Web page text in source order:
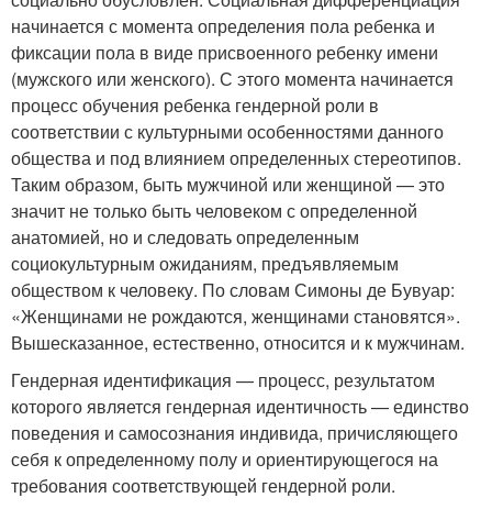
начинается с момента определения пола ребенка и
фиксации пола в виде присвоенного ребенку имени
(мужского или женского). С этого момента начинается
процесс обучения ребенка гендерной роли в
соответствии с культурными особенностями данного
общества и под влиянием определенных стереотипов.
Таким образом, быть мужчиной или женщиной — это
значит не только быть человеком с определенной
анатомией, но и следовать определенным
социокультурным ожиданиям, предъявляемым
обществом к человеку. По словам Симоны де Бувуар:
«Женщинами не рождаются, женщинами становятся».
Вышесказанное, естественно, относится и к мужчинам.
Гендерная идентификация — процесс, результатом
которого является гендерная идентичность — единство
поведения и самосознания индивида, причисляющего
себя к определенному полу и ориентирующегося на
требования соответствующей гендерной роли.